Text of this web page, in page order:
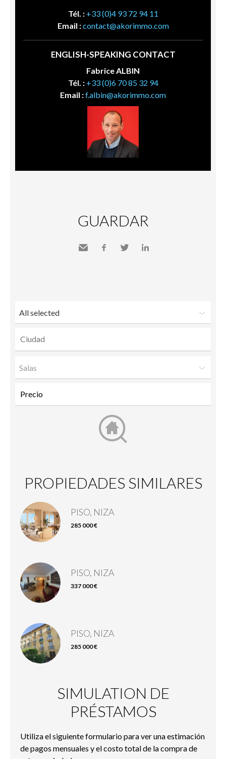
Tél. : +33 (0)4 93 72 94 11
Email :contact@akorimmo.com
ENGLISH-SPEAKING CONTACT
Fabrice ALBIN
Tél. : +33 (0)6 70 85 32 94
Email :f.albin@akorimmo.com
GUARDAR
All selected
Salas
PROPIEDADES SIMILARES
PISO, NIZA
285 000 €
PISO, NIZA
337 000 €
PISO, NIZA
285 000 €
SIMULATION DE
PRÉSTAMOS
Utiliza el siguiente formulario para ver una estimación
de pagos mensuales y el costo total de la compra de